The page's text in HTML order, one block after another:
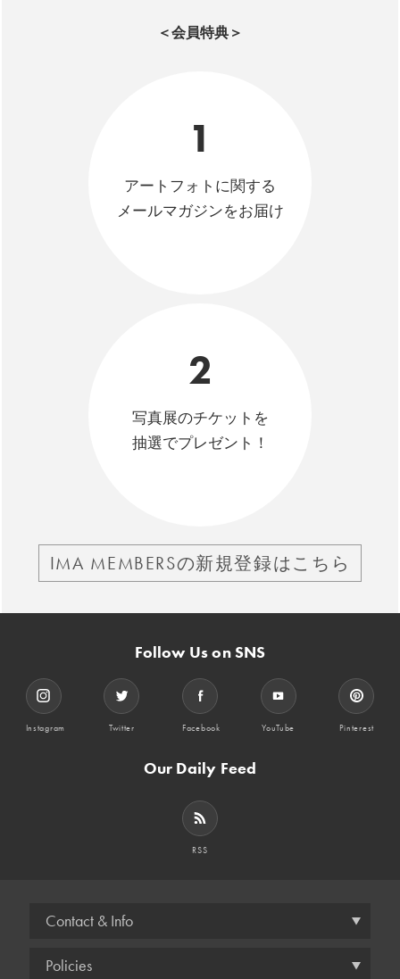
＜会員特典＞
1
アートフォトに関する
メールマガジンをお届け
2
写真展のチケットを
抽選でプレゼント！
IMA MEMBERSの新規登録はこちら
Follow Us on SNS
Instagram Twitter Facebook YouTube Pinterest
Our Daily Feed
RSS
Contact & Info
Policies